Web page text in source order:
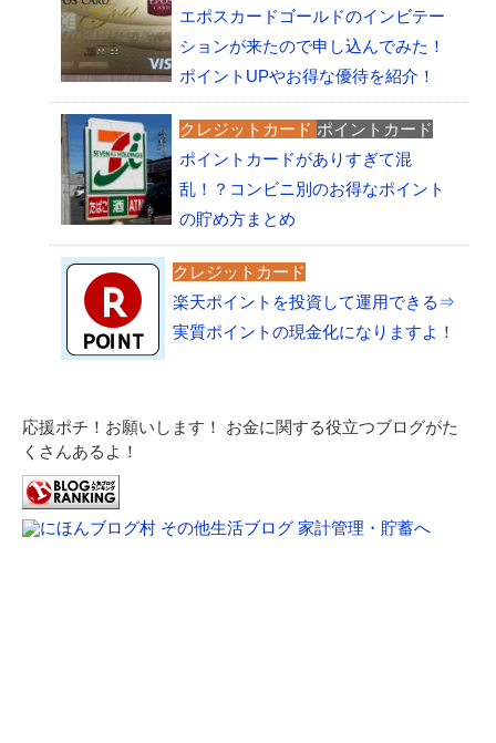
エポスカードゴールドのインビテー
ションが来たので申し込んでみた！
ポイントUPやお得な優待を紹介！
クレジットカード ポイントカード
ポイントカードがありすぎて混
乱！？コンビニ別のお得なポイント
の貯め方まとめ
クレジットカード
楽天ポイントを投資して運用できる⇒
実質ポイントの現金化になりますよ！
応援ポチ！お願いします！ お金に関する役立つブログがた
くさんあるよ！